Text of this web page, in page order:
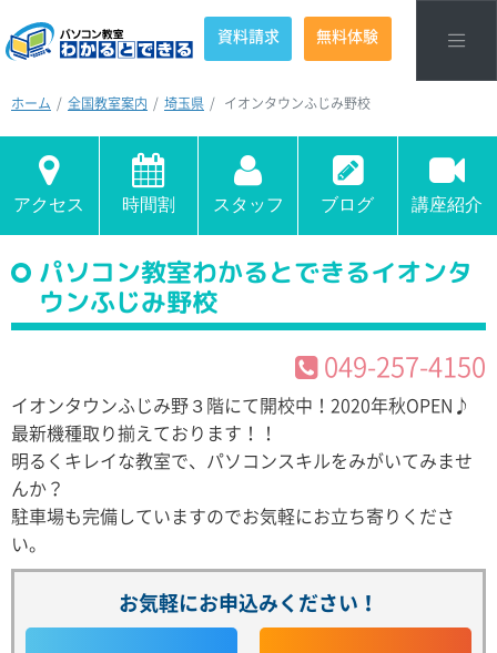
資料請求 無料体験
ホーム 全国教室案内 埼玉県 イオンタウンふじみ野校
アクセス 時間割 スタッフ ブログ 講座紹介
パソコン教室わかるとできるイオンタ
ウンふじみ野校
049-257-4150
イオンタウンふじみ野３階にて開校中！2020年秋OPEN♪
最新機種取り揃えております！！
明るくキレイな教室で、パソコンスキルをみがいてみませ
んか？
駐車場も完備していますのでお気軽にお立ち寄りくださ
い。
お気軽にお申込みください！